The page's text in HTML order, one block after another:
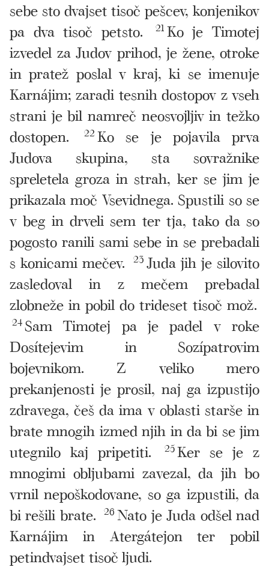
sebe sto dvajset tisoč pešcev, konjenikov
pa dva tisoč petsto.
21 Ko je Timotej
izvedel za Judov prihod, je žene, otroke
in pratež poslal v kraj, ki se imenuje
Karnájim; zaradi tesnih dostopov z vseh
strani je bil namreč neosvojljiv in težko
dostopen.
22Ko se je pojavila prva
Judova skupina, sta sovražnike
spreletela groza in strah, ker se jim je
prikazala moč Vsevidnega. Spustili so se
v beg in drveli sem ter tja, tako da so
pogosto ranili sami sebe in se prebadali
s konicami mečev.
23 Juda jih je silovito
zasledoval in z mečem prebadal
zlobneže in pobil do trideset tisoč mož.
24Sam Timotej pa je padel v roke
Dosítejevim in Sozípatrovim
bojevnikom. Z veliko mero
prekanjenosti je prosil, naj ga izpustijo
zdravega, češ da ima v oblasti starše in
brate mnogih izmed njih in da bi se jim
utegnilo kaj pripetiti.
25Ker se je z
mnogimi obljubami zavezal, da jih bo
vrnil nepoškodovane, so ga izpustili, da
bi rešili brate. 26 Nato je Juda odšel nad
Karnájim in Atergátejon ter pobil
petindvajset tisoč ljudi.